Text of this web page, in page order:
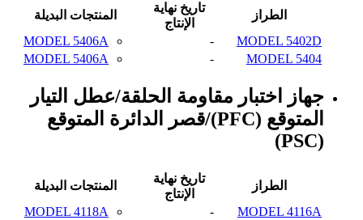
الطراز
تاريخ نهاية
الإنتاج
المنتجات البديلة
MODEL 5402D
-
MODEL 5406A
MODEL 5404
-
MODEL 5406A
جهاز اختبار مقاومة الحلقة/عطل التيار
المتوقع (PFC)/قصر الدائرة المتوقع
(PSC)
الطراز
تاريخ نهاية
الإنتاج
المنتجات البديلة
MODEL 4116A
-
MODEL 4118A